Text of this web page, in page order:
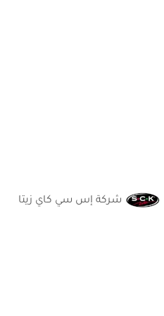
شركة إس سي كاي زيتا